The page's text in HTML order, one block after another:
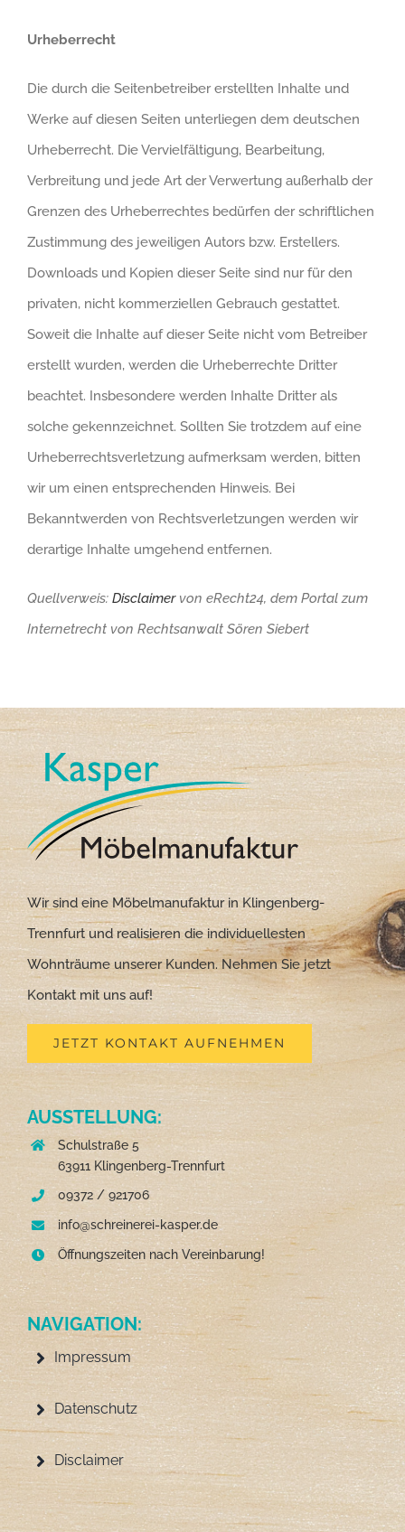
Urheberrecht
Die durch die Seitenbetreiber erstellten Inhalte und
Werke auf diesen Seiten unterliegen dem deutschen
Urheberrecht. Die Vervielfältigung, Bearbeitung,
Verbreitung und jede Art der Verwertung außerhalb der
Grenzen des Urheberrechtes bedürfen der schriftlichen
Zustimmung des jeweiligen Autors bzw. Erstellers.
Downloads und Kopien dieser Seite sind nur für den
privaten, nicht kommerziellen Gebrauch gestattet.
Soweit die Inhalte auf dieser Seite nicht vom Betreiber
erstellt wurden, werden die Urheberrechte Dritter
beachtet. Insbesondere werden Inhalte Dritter als
solche gekennzeichnet. Sollten Sie trotzdem auf eine
Urheberrechtsverletzung aufmerksam werden, bitten
wir um einen entsprechenden Hinweis. Bei
Bekanntwerden von Rechtsverletzungen werden wir
derartige Inhalte umgehend entfernen.
Quellverweis: Disclaimervon eRecht24, dem Portal zum
Internetrecht von Rechtsanwalt Sören Siebert
Wir sind eine Möbelmanufaktur in Klingenberg-
Trennfurt und realisieren die individuellesten
Wohnträume unserer Kunden. Nehmen Sie jetzt
Kontakt mit uns auf!
JETZT KONTAKT AUFNEHMEN
AUSSTELLUNG:
Schulstraße 5
63911 Klingenberg-Trennfurt
09372 / 921706
info@schreinerei-kasper.de
Öffnungszeiten nach Vereinbarung!
NAVIGATION:
Impressum
Datenschutz
Disclaimer